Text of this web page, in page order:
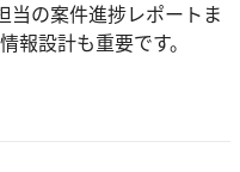
当の案件進捗レポートま
報設計も重要です。